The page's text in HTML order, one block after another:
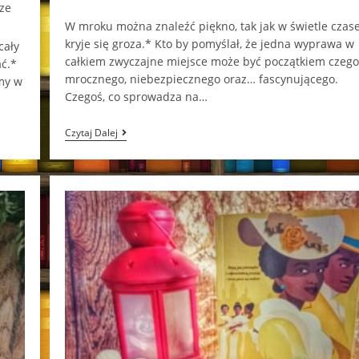
w
W mroku można znaleźć piękno, tak jak w świetle
kryje się groza.* Kto by pomyślał, że jedna wyprawa w
całkiem zwyczajne miejsce może być początkiem
mrocznego, niebezpiecznego oraz… fascynującego.
Czegoś, co sprowadza na…
Czytaj Dalej How
Does
It
Feel?
O’Riley